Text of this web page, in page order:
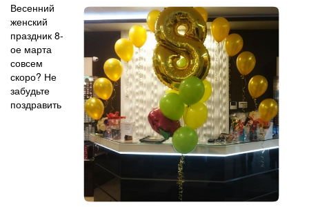
Весенний
женский
праздник 8-
ое марта
совсем
скоро? Не
забудьте
поздравить